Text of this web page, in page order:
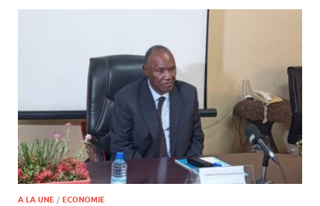
A LA UNE / ECONOMIE